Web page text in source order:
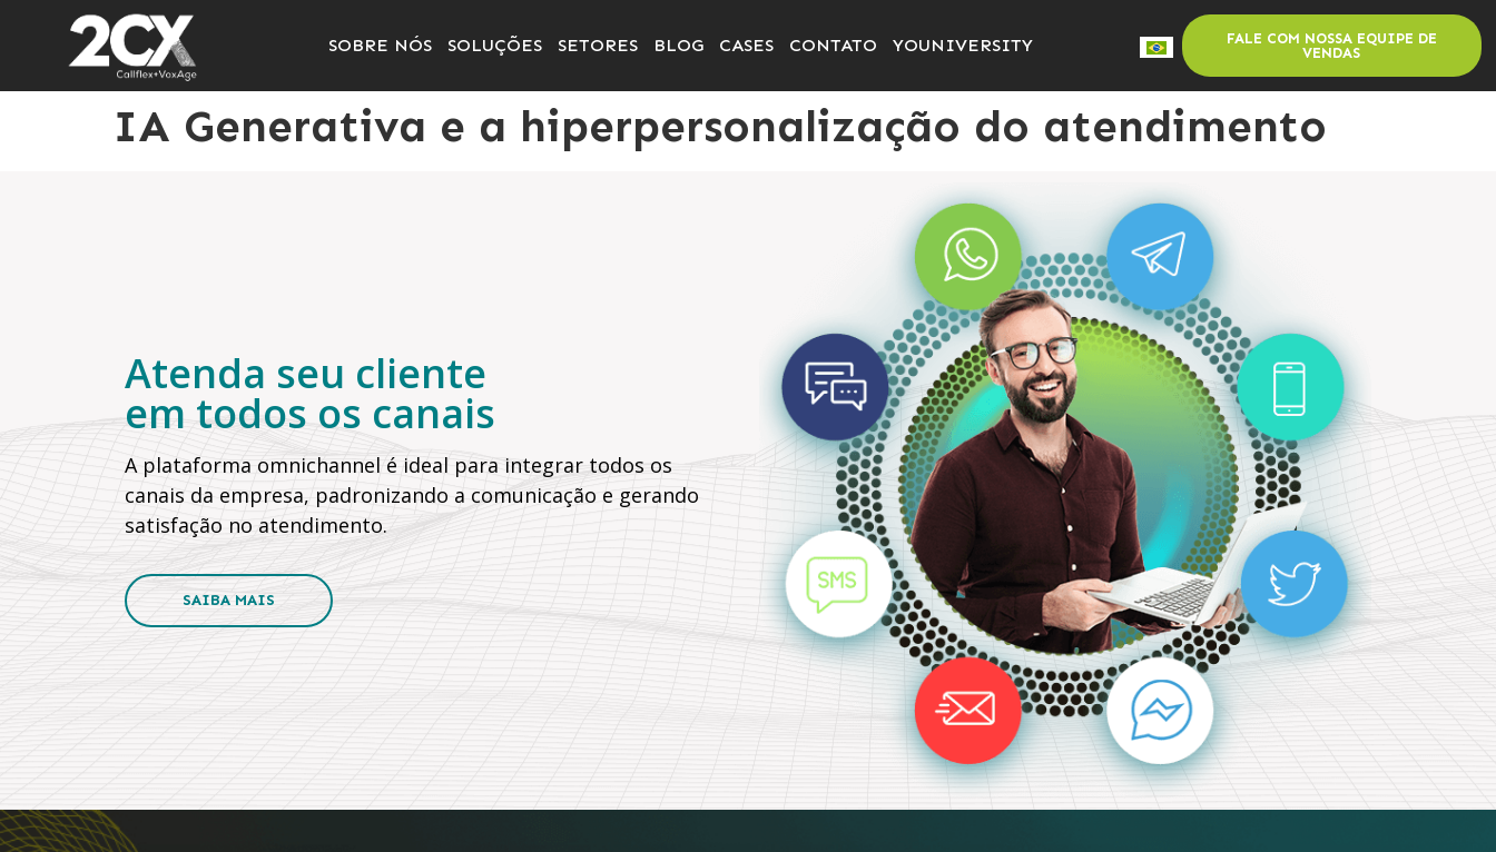
SOBRE NÓS SOLUÇÕES SETORES BLOG CASES CONTATO YOUNIVERSITY
FALE COM NOSSA EQUIPE DE
VENDAS
IA Generativa e a hiperpersonalização do atendimento
Atenda seu cliente
em todos os canais
A plataforma omnichannel é ideal para integrar todos os
canais da empresa, padronizando a comunicação e gerando
satisfação no atendimento.
SAIBA MAIS